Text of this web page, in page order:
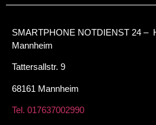
SMARTPHONE NOTDIENST 24 –
Mannheim
Tattersallstr. 9
68161 Mannheim
Tel. 017637002990